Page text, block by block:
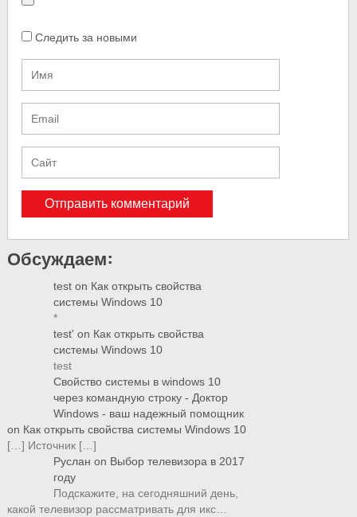
Следить за новыми
Обсуждаем:
test on Как открыть свойства
системы Windows 10
*
test' on Как открыть свойства
системы Windows 10
test
Свойство системы в windows 10
через командную строку - Доктор
Windows - ваш надежный помощник
on Как открыть свойства системы Windows 10
[…] Источник […]
Руслан on Выбор телевизора в 2017
году
Подскажите, на сегодняшний день,
какой телевизор рассматривать для икс…